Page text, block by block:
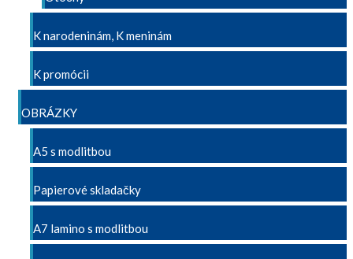
K narodeninám, K meninám
K promócii
OBRÁZKY
A5 s modlitbou
Papierové skladačky
A7 lamino s modlitbou